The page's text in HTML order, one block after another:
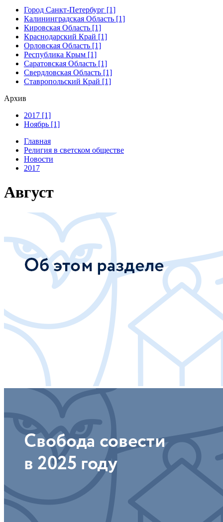
Город Санкт-Петербург [1]
Калининградская Область [1]
Кировская Область [1]
Краснодарский Край [1]
Орловская Область [1]
Республика Крым [1]
Саратовская Область [1]
Свердловская Область [1]
Ставропольский Край [1]
Архив
2017 [1]
Ноябрь [1]
Главная
Религия в светском обществе
Новости
2017
Август